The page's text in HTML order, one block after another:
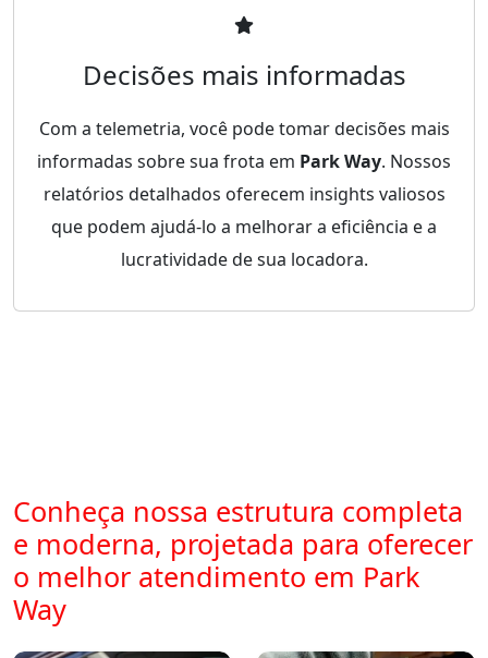
Decisões mais informadas
Com a telemetria, você pode tomar decisões mais
informadas sobre sua frota em Park Way. Nossos
relatórios detalhados oferecem insights valiosos
que podem ajudá-lo a melhorar a eficiência e a
lucratividade de sua locadora.
Conheça nossa estrutura completa
e moderna, projetada para oferecer
o melhor atendimento em Park
Way